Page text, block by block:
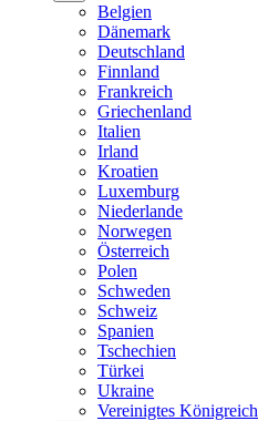
Belgien
Dänemark
Deutschland
Finnland
Frankreich
Griechenland
Italien
Irland
Kroatien
Luxemburg
Niederlande
Norwegen
Österreich
Polen
Schweden
Schweiz
Spanien
Tschechien
Türkei
Ukraine
Vereinigtes Königreich